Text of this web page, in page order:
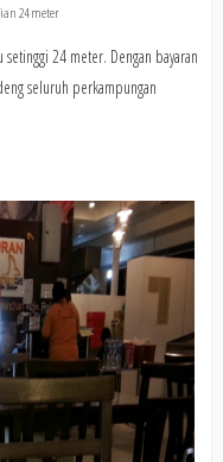
24 meter
24 meter. Dengan bayaran
seluruh perkampungan